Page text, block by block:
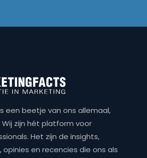
een beetje van ons allemaal,
zijn hét platform voor
Het zijn de insights,
en recencies die ons als